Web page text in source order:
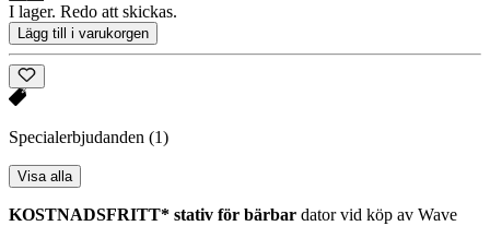
I lager. Redo att skickas.
Lägg till i varukorgen
Specialerbjudanden (1)
Visa alla
KOSTNADSFRITT* stativ för bärbar dator vid köp av Wave